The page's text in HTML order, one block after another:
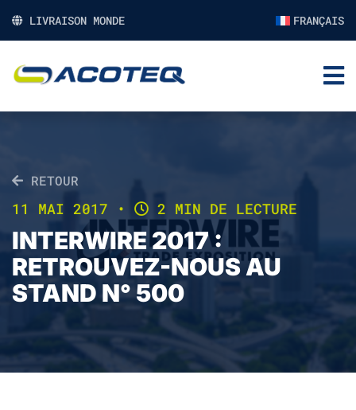
LIVRAISON MONDE FRANÇAIS
RETOUR
11 MAI 2017 • 2 MIN DE LECTURE
INTERWIRE 2017 :
RETROUVEZ-NOUS AU
STAND N° 500